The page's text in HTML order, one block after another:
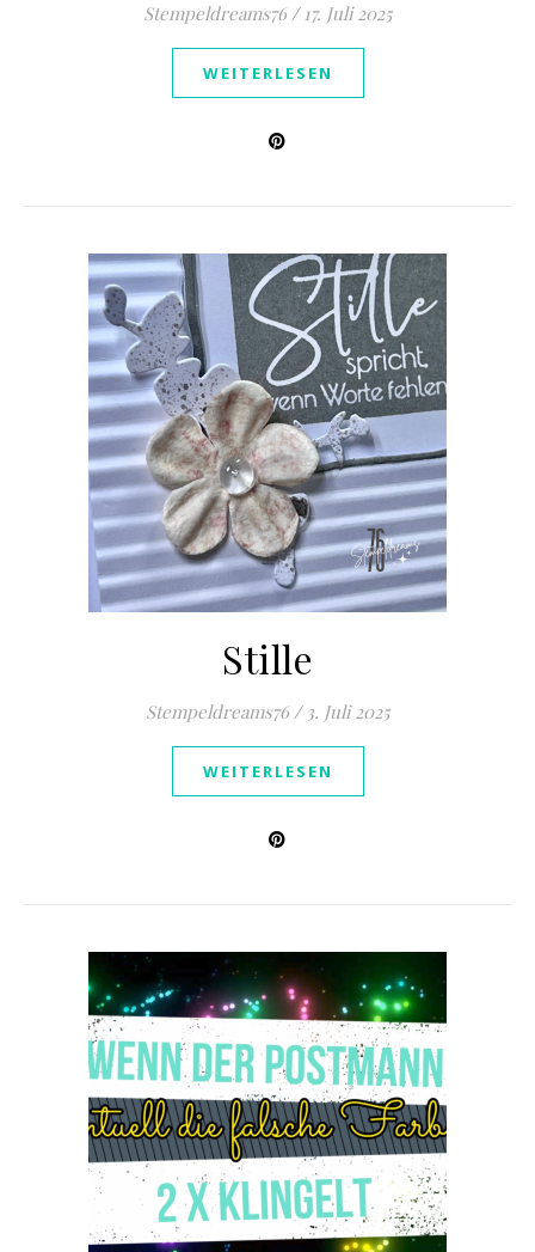
Stempeldreams76 / 17. Juli 2025
WEITERLESEN
Stille
Stempeldreams76 / 3. Juli 2025
WEITERLESEN